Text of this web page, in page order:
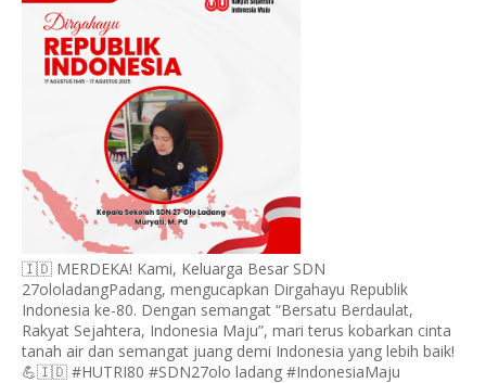
🇮🇩 MERDEKA! Kami, Keluarga Besar SDN
27ololadangPadang, mengucapkan Dirgahayu Republik
Indonesia ke-80. Dengan semangat “Bersatu Berdaulat,
Rakyat Sejahtera, Indonesia Maju”, mari terus kobarkan cinta
tanah air dan semangat juang demi Indonesia yang lebih baik!
💪🇮🇩 #HUTRI80 #SDN27olo ladang #IndonesiaMaju